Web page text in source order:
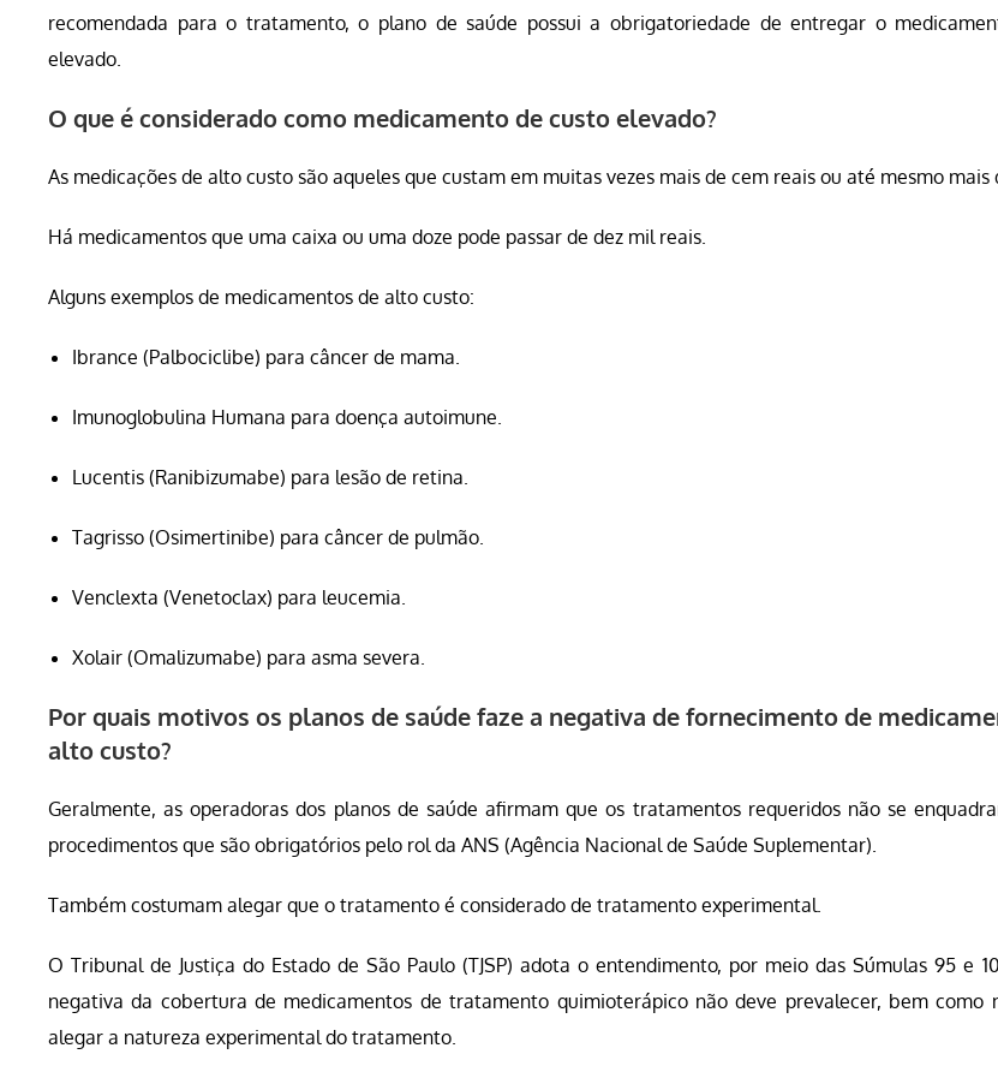
recomendada para o tratamento, o plano de saúde possui a obrigatoriedade de entregar o
elevado.
O que é considerado como medicamento de custo elevado?
As medicações de alto custo são aqueles que custam em muitas vezes mais de cem reais ou até mesmo mais
Há medicamentos que uma caixa ou uma doze pode passar de dez mil reais.
Alguns exemplos de medicamentos de alto custo:
Ibrance (Palbociclibe) para câncer de mama.
Imunoglobulina Humana para doença autoimune.
Lucentis (Ranibizumabe) para lesão de retina.
Tagrisso (Osimertinibe) para câncer de pulmão.
Venclexta (Venetoclax) para leucemia.
Xolair (Omalizumabe) para asma severa.
Por quais motivos os planos de saúde faze a negativa de fornecimento de
alto custo?
Geralmente, as operadoras dos planos de saúde afirmam que os tratamentos requeridos não se
procedimentos que são obrigatórios pelo rol da ANS (Agência Nacional de Saúde Suplementar).
Também costumam alegar que o tratamento é considerado de tratamento experimental.
O Tribunal de Justiça do Estado de São Paulo (TJSP) adota o entendimento, por meio das Súmulas 95 e
negativa da cobertura de medicamentos de tratamento quimioterápico não deve prevalecer, bem como
alegar a natureza experimental do tratamento.